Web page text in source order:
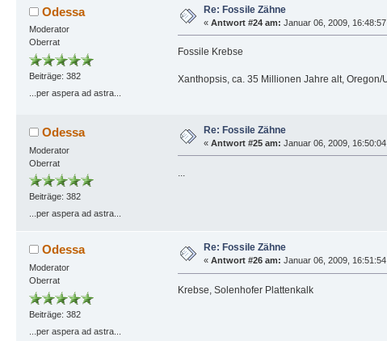
Odessa
Moderator
Oberrat
Beiträge: 382
...per aspera ad astra...
Re: Fossile Zähne
« Antwort #24 am: Januar 06, 2009,
Fossile Krebse
Xanthopsis, ca. 35 Millionen Jahre alt, Oregon/
Odessa
Moderator
Oberrat
Beiträge: 382
...per aspera ad astra...
Re: Fossile Zähne
« Antwort #25 am: Januar 06, 2009,
Odessa
Moderator
Oberrat
Beiträge: 382
...per aspera ad astra...
Re: Fossile Zähne
« Antwort #26 am: Januar 06, 2009,
Krebse, Solenhofer Plattenkalk